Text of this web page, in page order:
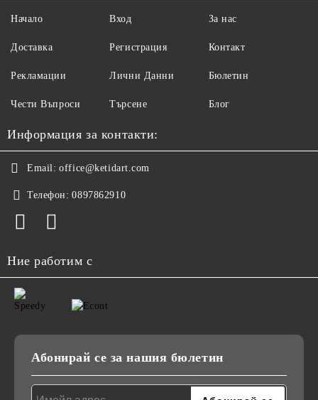
Начало
Доставка
Рекламации
Чести Въпроси
Вход
Регистрация
Лични Данни
Търсене
За нас
Контакт
Бюлетин
Блог
Информация за контакти:
Email: office@ketidart.com
Телефон: 0897862910
Ние работим с
Абонирай се за нашия бюлетин